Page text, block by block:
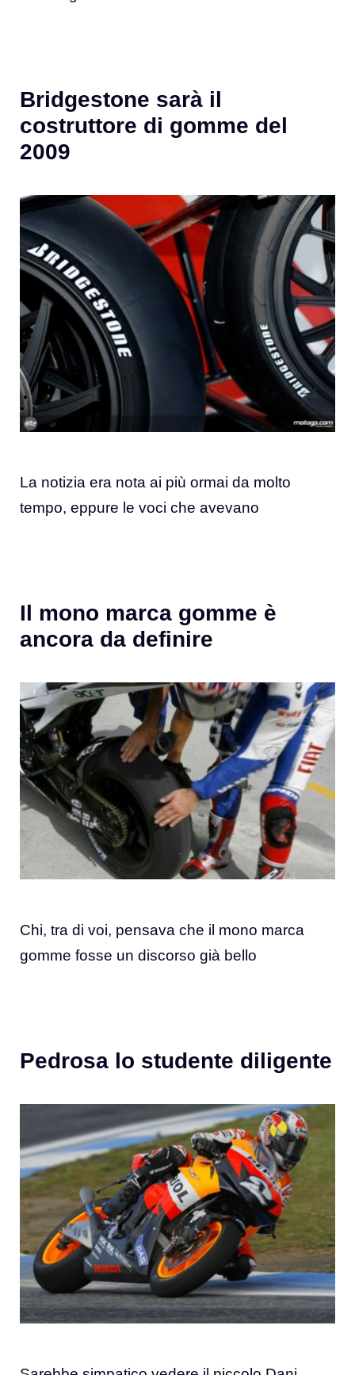
Bridgestone sarà il
costruttore di gomme del
2009
La notizia era nota ai più ormai da molto
tempo, eppure le voci che avevano
Il mono marca gomme è
ancora da definire
Chi, tra di voi, pensava che il mono marca
gomme fosse un discorso già bello
Pedrosa lo studente diligente